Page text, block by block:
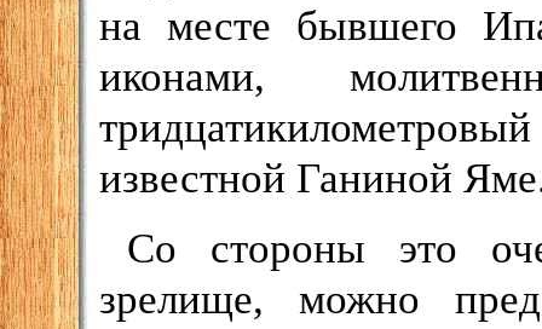
на месте бывшего
иконами,
известной Ганиной
Со стороны это
зрелище, можно